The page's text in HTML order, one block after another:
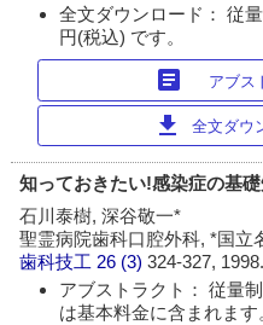
全文ダウンロード： 従
円(税込) です。
article アブス
download 全文ダウ
知っておきたい!感染症の基
石川泰樹, 深谷敬一*
聖霊病院歯科口腔外科, *国立
歯科技工 26 (3)324-327, 1998.
アブストラクト： 従量
は基本料金に含まれます